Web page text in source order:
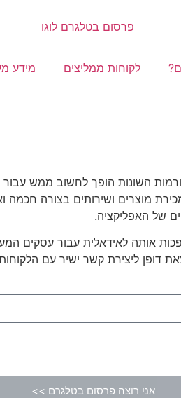
לקוחות ממליצים מידע
השונות הופך לחשוב ממש
מוצרים ושירותים בצורה
של האפליקציה.
לאידאלית עבור עסקים
ליצירת קשר ישיר עם הלקוחות,
אני רוצה פרסום בטלגרם >>